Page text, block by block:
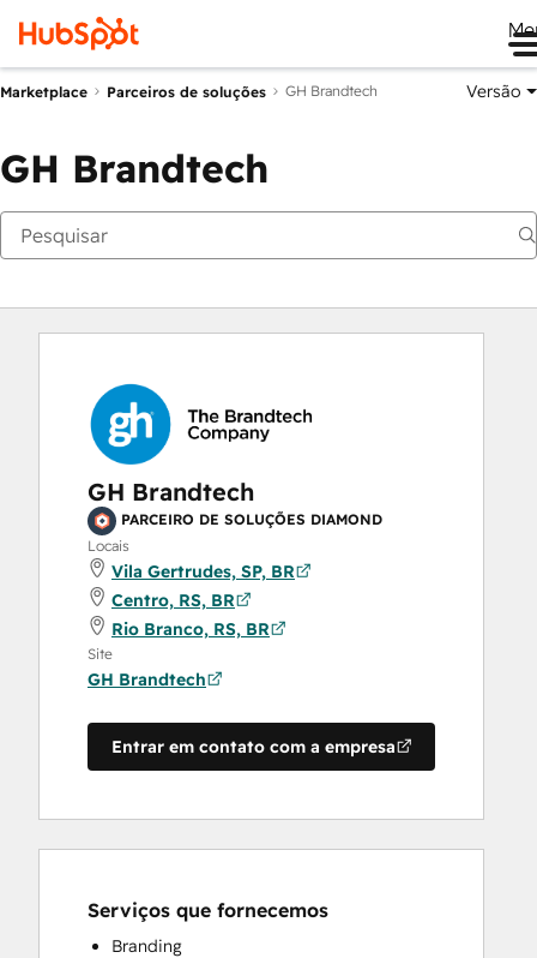
Marketplace Parceiros de soluções GH Brandtech Versão
GH Brandtech
GH Brandtech
PARCEIRO DE SOLUÇÕES DIAMOND
Locais
Vila Gertrudes, SP, BR
Centro, RS, BR
Rio Branco, RS, BR
Site
GH Brandtech
Entrar em contato com a empresa
Serviços que fornecemos
Branding